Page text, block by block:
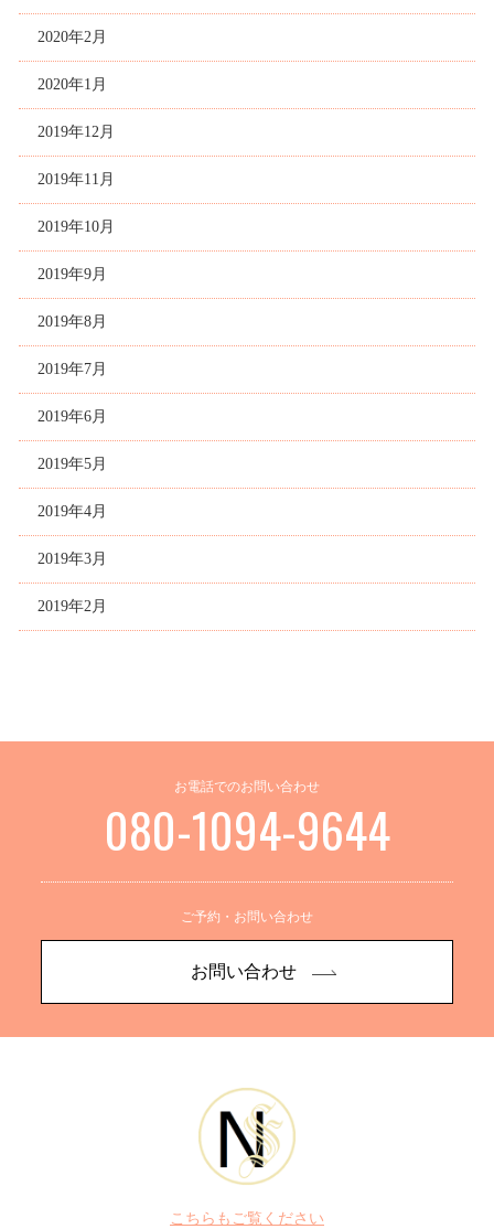
2020年2月
2020年1月
2019年12月
2019年11月
2019年10月
2019年9月
2019年8月
2019年7月
2019年6月
2019年5月
2019年4月
2019年3月
2019年2月
お電話でのお問い合わせ
080-1094-9644
ご予約・お問い合わせ
お問い合わせ
こちらもご覧ください